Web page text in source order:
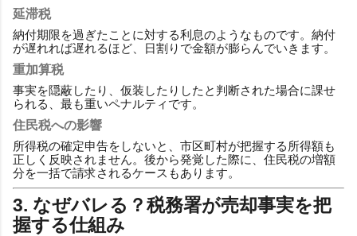
延滞税
納付期限を過ぎたことに対する利息のようなものです。納付
が遅れれば遅れるほど、日割りで金額が膨らんでいきます。
重加算税
事実を隠蔽したり、仮装したりしたと判断された場合に課せ
られる、最も重いペナルティです。
住民税への影響
所得税の確定申告をしないと、市区町村が把握する所得額も
正しく反映されません。後から発覚した際に、住民税の増額
分を一括で請求されるケースもあります。
3. なぜバレる？税務署が売却事実を把
握する仕組み